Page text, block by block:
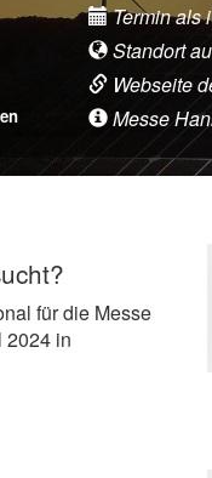
Termin als
Standort
Webseite
Messe
für die Messe
2024 in